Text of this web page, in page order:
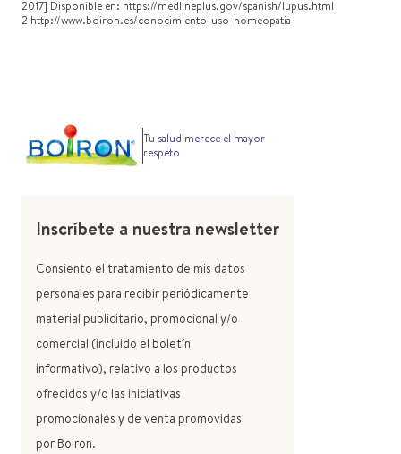
2017] Disponible en: https://medlineplus.gov/spanish/lupus.html
2 http://www.boiron.es/conocimiento-uso-homeopatia
Tu salud merece el mayor
respeto
Inscríbete a nuestra newsletter
Consiento el tratamiento de mis datos
personales para recibir periódicamente
material publicitario, promocional y/o
comercial (incluido el boletín
informativo), relativo a los productos
ofrecidos y/o las iniciativas
promocionales y de venta promovidas
por Boiron.